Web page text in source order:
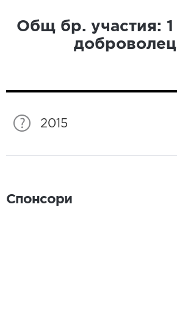
Общ бр. участия: 1
доброволец
2015
Спонсори